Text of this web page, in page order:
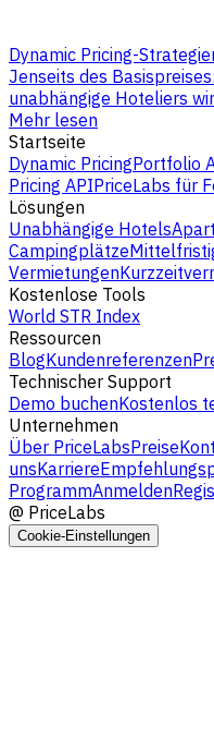
Dynamic Pricing-
Jenseits des
unabhängige Hoteliers
Mehr lesen
Startseite
Dynamic PricingPortfolio
Pricing APIPriceLabs für
Lösungen
Unabhängige Hotels
Campingplätze
Vermietungen
Kostenlose Tools
World STR Index
Ressourcen
BlogKundenreferenzen
Technischer Support
Demo buchenKostenlos
Unternehmen
Über PriceLabsPreise
unsKarriere
ProgrammAnmelden
@ PriceLabs
Cookie-Einstellungen